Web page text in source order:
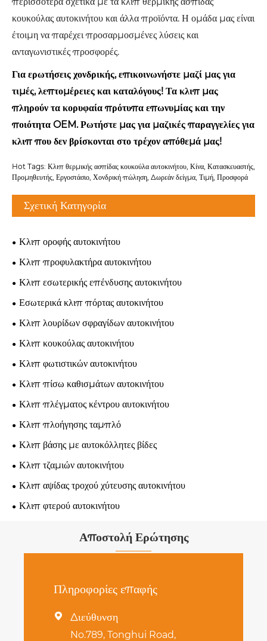
κουκούλας αυτοκινήτου και άλλα προϊόντα. Η ομάδα μας είναι
έτοιμη να παρέχει προσαρμοσμένες λύσεις και
ανταγωνιστικές προσφορές.
Για ερωτήσεις χονδρικής, επικοινωνήστε μαζί μας για
τιμές, λεπτομέρειες και καταλόγους! Τα κλιπ μας
πληρούν τα κορυφαία πρότυπα επωνυμίας και την
ποιότητα OEM. Ρωτήστε μας για μαζικές παραγγελίες για
κλιπ που δεν βρίσκονται στο τρέχον απόθεμά μας!
Hot Tags: Κλιπ θερμικής ασπίδας κουκούλα αυτοκινήτου, Κίνα, Κατασκευαστής,
Προμηθευτής, Εργοστάσιο, Χονδρική πώληση, Δωρεάν δείγμα, Τιμή, Προσφορά
Σχετική Κατηγορία
Κλιπ οροφής αυτοκινήτου
Κλιπ προφυλακτήρα αυτοκινήτου
Κλιπ εσωτερικής επένδυσης αυτοκινήτου
Εσωτερικά κλιπ πόρτας αυτοκινήτου
Κλιπ λουρίδων σφραγίδων αυτοκινήτου
Κλιπ κουκούλας αυτοκινήτου
Κλιπ φωτιστικών αυτοκινήτου
Κλιπ πίσω καθισμάτων αυτοκινήτου
Κλιπ πλέγματος κέντρου αυτοκινήτου
Κλιπ πλοήγησης ταμπλό
Κλιπ βάσης με αυτοκόλλητες βίδες
Κλιπ τζαμιών αυτοκινήτου
Κλιπ αψίδας τροχού χύτευσης αυτοκινήτου
Κλιπ φτερού αυτοκινήτου
Αποστολή Ερώτησης
Πληροφορίες επαφής
 Διεύθυνση
No.789, Tonghui Road,